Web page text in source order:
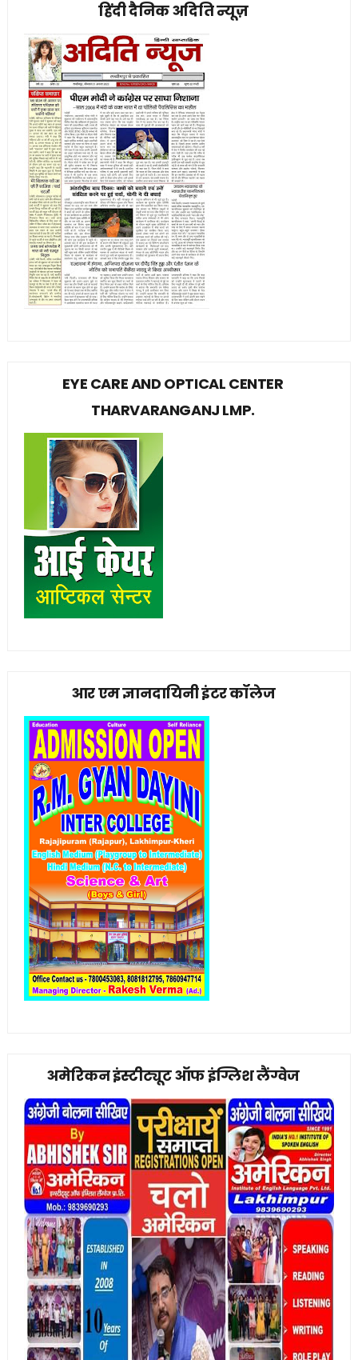
हिंदी दैनिक अदिति न्यूज़
EYE CARE AND OPTICAL CENTER
THARVARANGANJ LMP.
आर एम ज्ञानदायिनी इंटर कॉलेज
अमेरिकन इंस्टीट्यूट ऑफ इंग्लिश लैंग्वेज